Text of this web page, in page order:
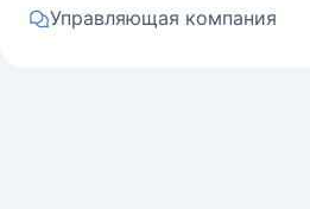
Управляющая компания